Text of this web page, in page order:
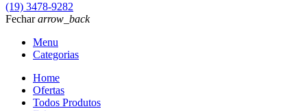
(19) 3478-9282
Fechararrow_back
Menu
Categorias
Home
Ofertas
Todos Produtos